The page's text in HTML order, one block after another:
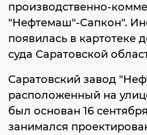
производственно-
"Нефтемаш"-Сапкон".
появилась в картотеке
суда Саратовской
Саратовский завод
расположенный на
был основан 16
занимался